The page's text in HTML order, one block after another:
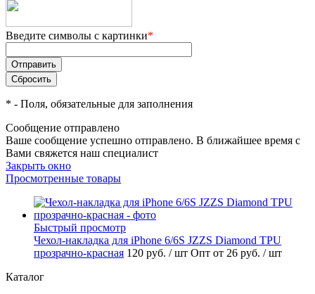
Введите символы с картинки*
* - Поля, обязательные для заполнения
Сообщение отправлено
Ваше сообщение успешно отправлено. В ближайшее время с
Вами свяжется наш специалист
Закрыть окно
Просмотренные товары
Быстрый просмотр
Чехол-накладка для iPhone 6/6S JZZS Diamond TPU
прозрачно-красная 120 руб. / шт Опт от 26 руб. / шт
Каталог